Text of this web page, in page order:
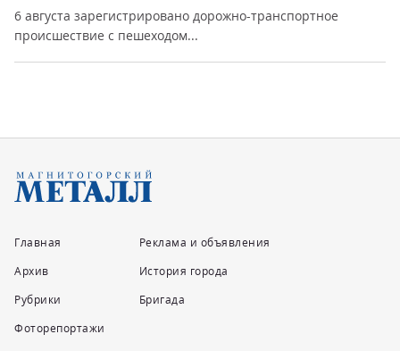
6 августа зарегистрировано дорожно-транспортное
происшествие с пешеходом...
Главная
Архив
Рубрики
Фоторепортажи
Реклама и объявления
История города
Бригада